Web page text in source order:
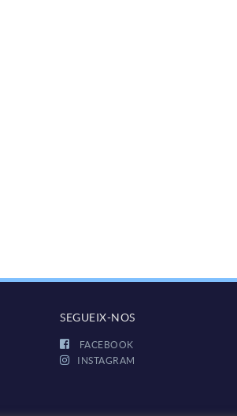
SEGUEIX-NOS
FACEBOOK
INSTAGRAM